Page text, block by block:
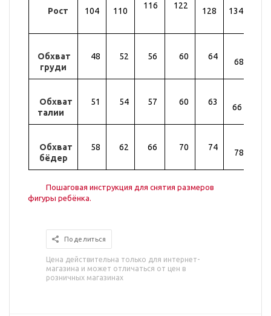
Рост 104 110
116 122
128 134
Обхват
груди
48 52 56 60 64
68
Обхват
талии
51 54 57 60 63
66
Обхват
бёдер
58 62 66 70 74
78
Пошаговая инструкция для снятия размеров
фигуры ребёнка.
Поделиться
Цена действительна только для интернет-
магазина и может отличаться от цен в
розничных магазинах